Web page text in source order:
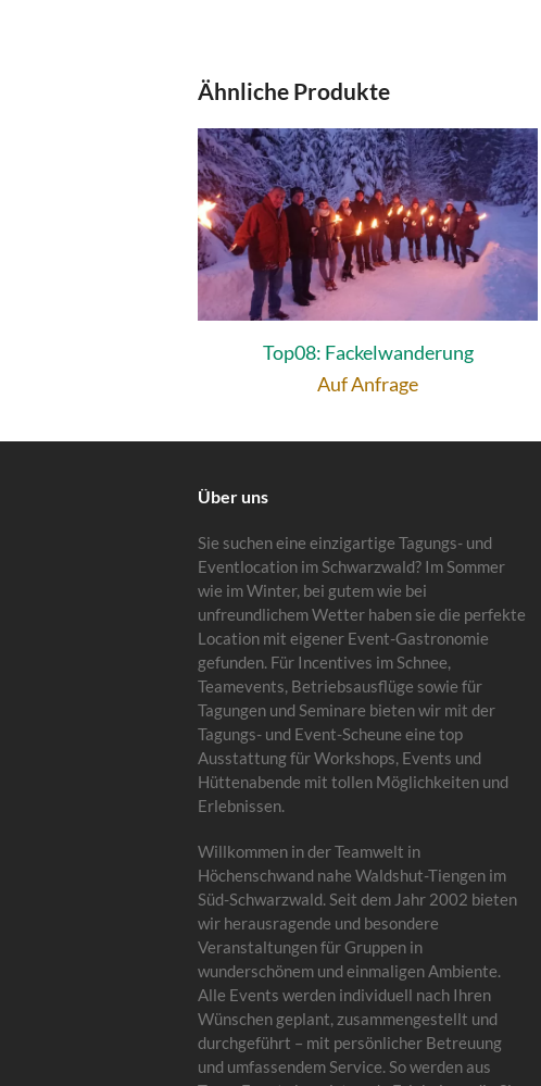
Ähnliche Produkte
Top08: Fackelwanderung
Auf Anfrage
Über uns
Sie suchen eine einzigartige Tagungs- und
Eventlocation im Schwarzwald? Im Sommer
wie im Winter, bei gutem wie bei
unfreundlichem Wetter haben sie die perfekte
Location mit eigener Event-Gastronomie
gefunden. Für Incentives im Schnee,
Teamevents, Betriebsausflüge sowie für
Tagungen und Seminare bieten wir mit der
Tagungs- und Event-Scheune eine top
Ausstattung für Workshops, Events und
Hüttenabende mit tollen Möglichkeiten und
Erlebnissen.
Willkommen in der Teamwelt in
Höchenschwand nahe Waldshut-Tiengen im
Süd-Schwarzwald. Seit dem Jahr 2002 bieten
wir herausragende und besondere
Veranstaltungen für Gruppen in
wunderschönem und einmaligen Ambiente.
Alle Events werden individuell nach Ihren
Wünschen geplant, zusammengestellt und
durchgeführt – mit persönlicher Betreuung
und umfassendem Service. So werden aus